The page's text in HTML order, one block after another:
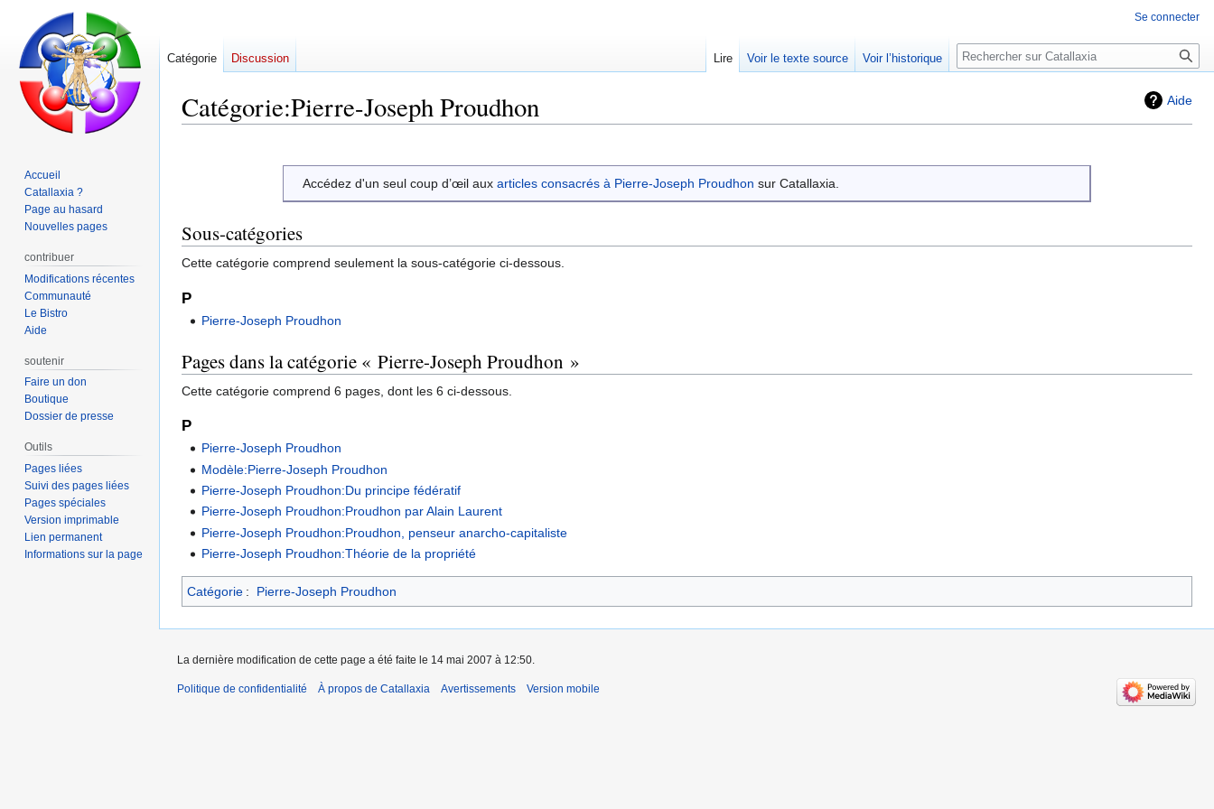
Aide
Catégorie:Pierre-Joseph Proudhon
Accédez d'un seul coup d’œil aux articles consacrés à Pierre-Joseph Proudhon sur Catallaxia.
Sous-catégories
Cette catégorie comprend seulement la sous-catégorie ci-dessous.
P
Pierre-Joseph Proudhon
Pages dans la catégorie « Pierre-Joseph Proudhon »
Cette catégorie comprend 6 pages, dont les 6 ci-dessous.
P
Pierre-Joseph Proudhon
Modèle:Pierre-Joseph Proudhon
Pierre-Joseph Proudhon:Du principe fédératif
Pierre-Joseph Proudhon:Proudhon par Alain Laurent
Pierre-Joseph Proudhon:Proudhon, penseur anarcho-capitaliste
Pierre-Joseph Proudhon:Théorie de la propriété
Catégorie : Pierre-Joseph Proudhon
Se connecter
Catégorie Discussion Lire Voir le texte source Voir l’historique Rechercher
Accueil
Catallaxia ?
Page au hasard
Nouvelles pages
contribuer
Modifications récentes
Communauté
Le Bistro
Aide
soutenir
Faire un don
Boutique
Dossier de presse
Outils
Pages liées
Suivi des pages liées
Pages spéciales
Version imprimable
Lien permanent
Informations sur la page
La dernière modification de cette page a été faite le 14 mai 2007 à 12:50.
Politique de confidentialité À propos de Catallaxia Avertissements Version mobile